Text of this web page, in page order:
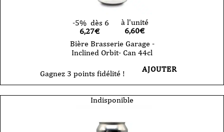
-5% dès 6
6,27€
à l'unité
6,60€
Bière Brasserie Garage -
Inclined Orbit- Can 44cl
Gagnez 3 points fidélité ! AJOUTER
Indisponible